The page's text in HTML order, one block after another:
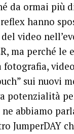
da ormai più
hanno
video
ma perché le
sui nuovi
potenzialità
abbiamo
JumperDAY